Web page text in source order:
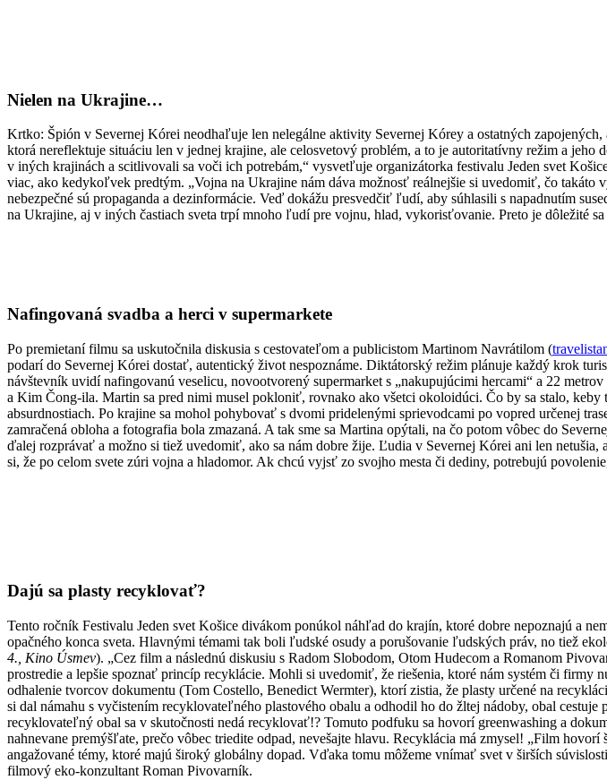
Nielen na Ukrajine…
Krtko: Špión v Severnej Kórei neodhaľuje len nelegálne aktivity Severnej Kórey a ostatných
ktorá nereflektuje situáciu len v jednej krajine, ale celosvetový problém, a to je autoritatívny režim a
v iných krajinách a scitlivovali sa voči ich potrebám,“ vysvetľuje organizátorka festivalu Jeden svet
viac, ako kedykoľvek predtým. „Vojna na Ukrajine nám dáva možnosť reálnejšie si uvedomiť, čo takáto
nebezpečné sú propaganda a dezinformácie. Veď dokážu presvedčiť ľudí, aby súhlasili s napadnutím
na Ukrajine, aj v iných častiach sveta trpí mnoho ľudí pre vojnu, hlad, vykorisťovanie. Preto je dôležité
Nafingovaná svadba a herci v supermarkete
Po premietaní filmu sa uskutočnila diskusia s cestovateľom a publicistom Martinom Navrátilom (
podarí do Severnej Kórei dostať, autentický život nespoznáme. Diktátorský režim plánuje každý krok
návštevník uvidí nafingovanú veselicu, novootvorený supermarket s „nakupujúcimi hercami“ a 22
a Kim Čong-ila. Martin sa pred nimi musel pokloniť, rovnako ako všetci okoloidúci. Čo by sa stalo,
absurdnostiach. Po krajine sa mohol pohybovať s dvomi pridelenými sprievodcami po vopred určenej
zamračená obloha a fotografia bola zmazaná. A tak sme sa Martina opýtali, na čo potom vôbec do
ďalej rozprávať a možno si tiež uvedomiť, ako sa nám dobre žije. Ľudia v Severnej Kórei ani len
si, že po celom svete zúri vojna a hladomor. Ak chcú vyjsť zo svojho mesta či dediny, potrebujú
Dajú sa plasty recyklovať?
Tento ročník Festivalu Jeden svet Košice divákom ponúkol náhľad do krajín, ktoré dobre nepoznajú a
opačného konca sveta. Hlavnými témami tak boli ľudské osudy a porušovanie ľudských práv, no tiež
4., Kino Úsmev). „Cez film a následnú diskusiu s Radom Slobodom, Otom Hudecom a Romanom
prostredie a lepšie spoznať princíp recyklácie. Mohli si uvedomiť, že riešenia, ktoré nám systém či
odhalenie tvorcov dokumentu (Tom Costello, Benedict Wermter), ktorí zistia, že plasty určené na
si dal námahu s vyčistením recyklovateľného plastového obalu a odhodil ho do žltej nádoby, obal
recyklovateľný obal sa v skutočnosti nedá recyklovať!? Tomuto podfuku sa hovorí greenwashing a
nahnevane premýšľate, prečo vôbec triedite odpad, nevešajte hlavu. Recyklácia má zmysel! „Film
angažované témy, ktoré majú široký globálny dopad. Vďaka tomu môžeme vnímať svet v širších
filmový eko-konzultant Roman Pivovarník.